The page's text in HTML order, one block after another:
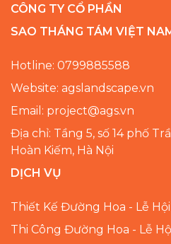
CÔNG TY CỔ PHẦN
SAO THÁNG TÁM VIỆT
Hotline: 0799885588
Website: agslandscape.vn
Email: project@ags.vn
Địa chỉ: Tầng 5, số 14 phố
Hoàn Kiếm, Hà Nội
DỊCH VỤ
Thiết Kế Đường Hoa - Lễ Hội
Thi Công Đường Hoa - Lễ